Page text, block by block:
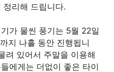
정리해 드립니다.
가 물씬 풍기는 5월 22일
지 나흘 동안 진행됩니
려 있어서 주말을 이용해
에게는 더없이 좋은 타이